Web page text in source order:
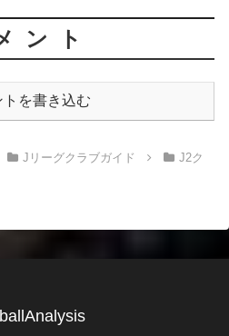
ント
トを書き込む
Jリーグクラブガイド
J2ク